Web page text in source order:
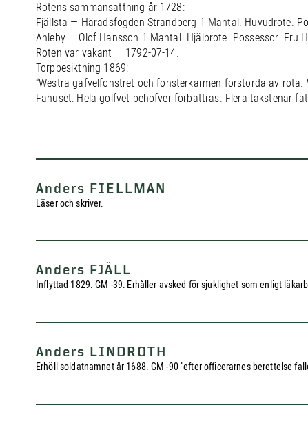
Rotens sammansättning år 1728:
Fjällsta — Häradsfogden Strandberg 1 Mantal. Huvudrote.
Ähleby — Olof Hansson 1 Mantal. Hjälprote. Possessor. Fru
Roten var vakant — 1792-07-14.
Torpbesiktning 1869:
“Westra gafvelfönstret och fönsterkarmen förstörda av
Fähuset: Hela golfvet behöfver förbättras. Flera takstenar
Anders FIELLMAN
Läser och skriver.
Anders FJÄLL
Inflyttad 1829. GM -39: Erhåller avsked för sjuklighet som enligt
Anders LINDROTH
Erhöll soldatnamnet år 1688. GM -90 "efter officerarnes berettelse